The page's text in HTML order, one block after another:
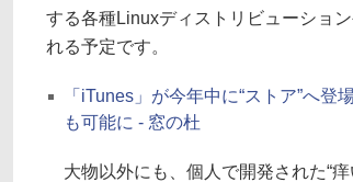
する各種Linuxディストリビューショ
れる予定です。
「iTunes」が今年中に“ストア”へ
も可能に - 窓の杜
大物以外にも、個人で開発された“